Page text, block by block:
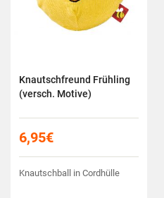
Knautschfreund Frühling
(versch. Motive)
6,95€
Knautschball in Cordhülle